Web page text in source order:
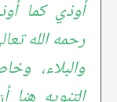
أوذي كما
رحمه الله
والبلاء،